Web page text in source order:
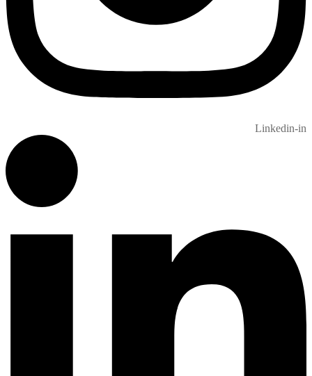
Linkedin-in